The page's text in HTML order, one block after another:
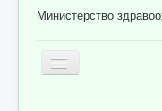
Министерство